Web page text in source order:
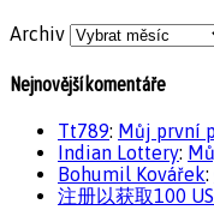
Archiv
Nejnovější komentáře
Tt789: Můj první
Indian Lottery:
Bohumil Kovářek:
注册以获取100